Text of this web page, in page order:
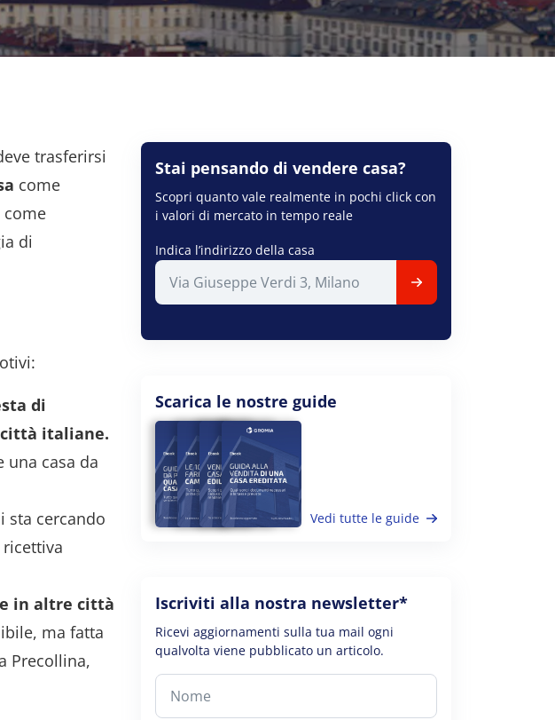
trasferirsi
come
come
di
di
italiane.
una casa da
sta cercando
in altre città
ma fatta
Precollina,
Stai pensando di vendere casa?
Scopri quanto vale realmente in pochi click con
i valori di mercato in tempo reale
Indica l’indirizzo della casa
Scarica le nostre guide
Vedi tutte le guide
Iscriviti alla nostra newsletter*
Ricevi aggiornamenti sulla tua mail ogni
qualvolta viene pubblicato un articolo.